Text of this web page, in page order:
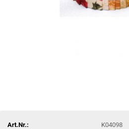
Art.Nr.:
K04098